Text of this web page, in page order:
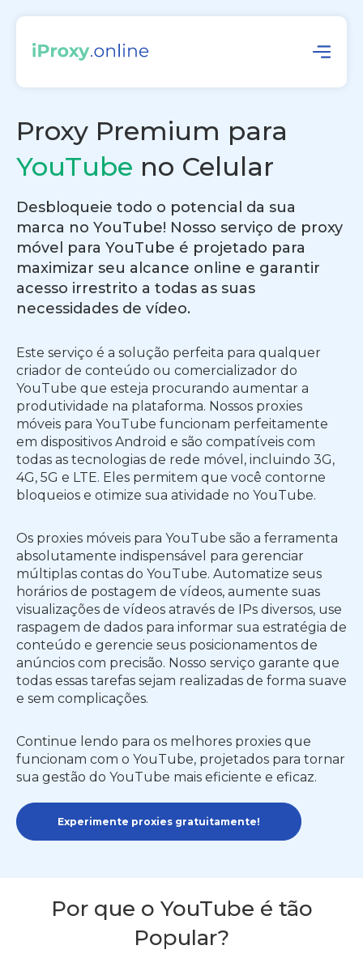
Proxy Premium para
YouTube no Celular
Desbloqueie todo o potencial da sua
marca no YouTube! Nosso serviço de proxy
móvel para YouTube é projetado para
maximizar seu alcance online e garantir
acesso irrestrito a todas as suas
necessidades de vídeo.
Este serviço é a solução perfeita para qualquer
criador de conteúdo ou comercializador do
YouTube que esteja procurando aumentar a
produtividade na plataforma. Nossos proxies
móveis para YouTube funcionam perfeitamente
em dispositivos Android e são compatíveis com
todas as tecnologias de rede móvel, incluindo 3G,
4G, 5G e LTE. Eles permitem que você contorne
bloqueios e otimize sua atividade no YouTube.
Os proxies móveis para YouTube são a ferramenta
absolutamente indispensável para gerenciar
múltiplas contas do YouTube. Automatize seus
horários de postagem de vídeos, aumente suas
visualizações de vídeos através de IPs diversos, use
raspagem de dados para informar sua estratégia de
conteúdo e gerencie seus posicionamentos de
anúncios com precisão. Nosso serviço garante que
todas essas tarefas sejam realizadas de forma suave
e sem complicações.
Continue lendo para os melhores proxies que
funcionam com o YouTube, projetados para tornar
sua gestão do YouTube mais eficiente e eficaz.
Experimente proxies gratuitamente!
Por que o YouTube é tão
Popular?